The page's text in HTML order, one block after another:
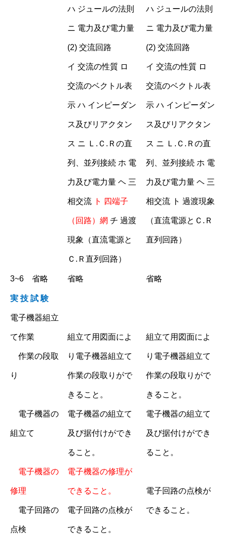
ハ ジュールの法則
ニ 電力及び電力量
(2) 交流回路
イ 交流の性質 ロ
交流のベクトル表
示 ハ インピーダン
ス及びリアクタン
ス ニ Ｌ.Ｃ.Ｒの直
列、並列接続 ホ 電
力及び電力量 ヘ 三
相交流 ト 四端子
（回路）網 チ 過渡
現象（直流電源と
Ｃ.Ｒ直列回路）
ハ ジュールの法則
ニ 電力及び電力量
(2) 交流回路
イ 交流の性質 ロ
交流のベクトル表
示 ハ インピーダン
ス及びリアクタン
ス ニ Ｌ.Ｃ.Ｒの直
列、並列接続 ホ 電
力及び電力量 ヘ 三
相交流 ト 過渡現象
（直流電源とＣ.Ｒ
直列回路）
3~6 省略 省略 省略
実 技 試 験
電子機器組立
て作業
作業の段取
り
電子機器の
組立て
電子機器の
修理
電子回路の
点検
組立て用図面によ
り電子機器組立て
作業の段取りがで
きること。
電子機器の組立て
及び据付けができ
ること。
電子機器の修理が
できること。
電子回路の点検が
できること。
組立て用図面によ
り電子機器組立て
作業の段取りがで
きること。
電子機器の組立て
及び据付けができ
ること。
電子回路の点検が
できること。